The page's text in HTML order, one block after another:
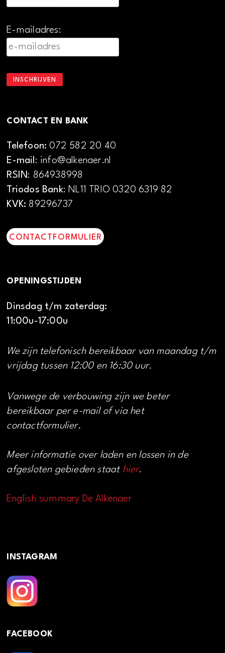
E-mailadres:
CONTACT EN BANK
Telefoon:072 582 20 40
E-mail: info@alkenaer.nl
RSIN: 864938998
Triodos Bank: NL11 TRIO 0320 6319 82
KVK: 89296737
CONTACTFORMULIER
OPENINGSTIJDEN
Dinsdag t/m zaterdag:
11:00u-17:00u
We zijn telefonisch bereikbaar van maandag t/m
vrijdag tussen 12:00 en 16:30 uur.
Vanwege de verbouwing zijn we beter
bereikbaar per e-mail of via het
contactformulier.
Meer informatie over laden en lossen in de
afgesloten gebieden staat hier.
English summary De Alkenaer
INSTAGRAM
FACEBOOK